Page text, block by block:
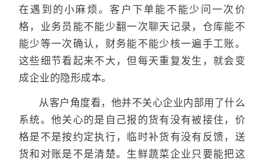
在遇到的小麻烦。客户下单能不能少问一次价
格，业务员能不能少翻一次聊天记录，仓库能不
能少等一次确认，财务能不能少核一遍手工账。
这些细节看起来不大，但每天重复发生，就会变
成企业的隐形成本。
从客户角度看，他并不关心企业内部用了什么
系统。他关心的是自己报的货有没有被接住，价
格是不是按约定执行，临时补货有没有反馈，送
货和对账是不是清楚。生鲜蔬菜企业只要能把这